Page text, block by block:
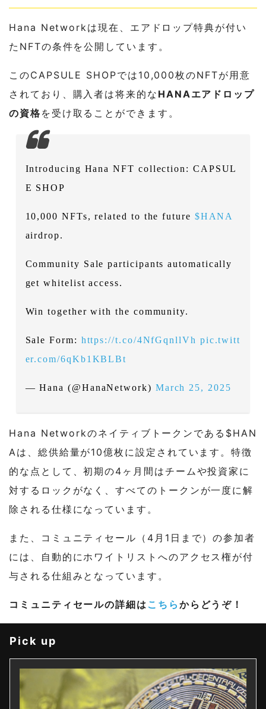
Hana Networkは現在、エアドロップ特典が付い
たNFTの条件を公開しています。
このCAPSULE SHOPでは10,000枚のNFTが用意
されており、購入者は将来的な HANAエアドロップ
の資格 を受け取ることができます。
Introducing Hana NFT collection: CAPSUL
E SHOP
10,000 NFTs, related to the future $HANA
airdrop.
Community Sale participants automatically
get whitelist access.
Win together with the community.
Sale Form: https://t.co/4NfGqnllVh pic.twitt
er.com/6qKb1KBLBt
— Hana (@HanaNetwork) March 25, 2025
Hana Networkのネイティブトークンである$HAN
Aは、総供給量が10億枚に設定されています。特徴
的な点として、初期の4ヶ月間はチームや投資家に
対するロックがなく、すべてのトークンが一度に解
除される仕様になっています。
また、コミュニティセール（4月1日まで）の参加者
には、自動的にホワイトリストへのアクセス権が付
与される仕組みとなっています。
コミュニティセールの詳細は こちら からどうぞ！
Pick up